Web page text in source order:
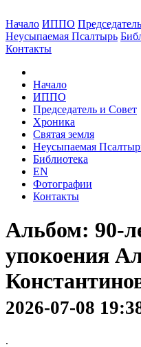
Начало ИППО
Неусыпаемая Псалтырь
Контакты
Начало
ИППО
Председатель и Совет
Хроника
Святая земля
Неусыпаемая
Библиотека
EN
Фотографии
Контакты
Альбом: 90-
упокоения
2026-07-08
.